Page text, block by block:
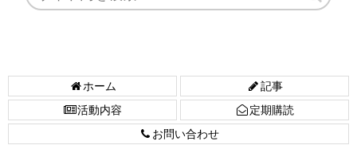
ホーム
記事
活動内容
定期購読
お問い合わせ